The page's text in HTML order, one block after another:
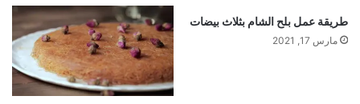
طريقة عمل بلح الشام بثلاث بيضات
مارس 17, 2021